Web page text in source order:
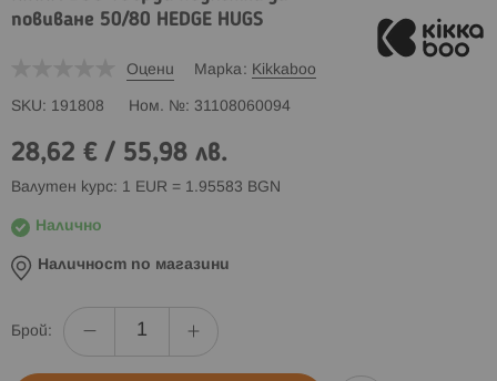
повиване 50/80 HEDGE HUGS
Оцени Марка Kikkaboo
SKU 191808 Ном. № 31108060094
28,62 € / 55,98 лв.
Валутен курс: 1 EUR = 1.95583 BGN
Налично
Наличност по магазини
Брой: